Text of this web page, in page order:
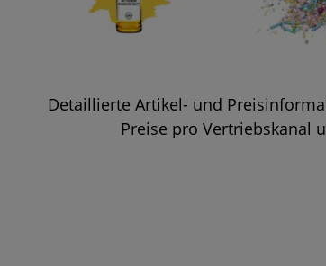
Detaillierte Artikel- und
Preise pro Vertriebskanal